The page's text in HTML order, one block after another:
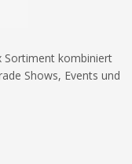
Sortiment kombiniert
Shows, Events und